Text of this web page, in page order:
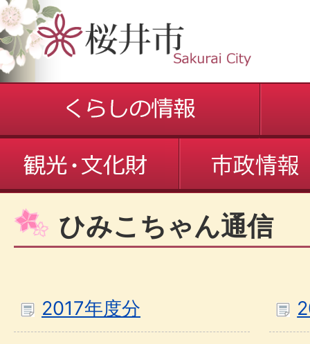
ひみこちゃん通信
2017年度分